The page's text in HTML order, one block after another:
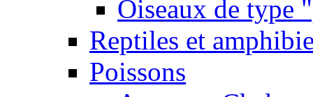
Oiseaux de type
Reptiles et
Poissons